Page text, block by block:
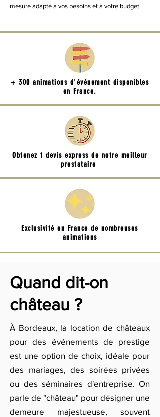
mesure adapté à vos besoins et à votre budget.
+ 300 animations d'événement disponibles
en France.
Obtenez 1 devis express de notre meilleur
prestataire
Exclusivité en France de nombreuses
animations
Quand dit-on
château ?
À Bordeaux, la location de châteaux
pour des événements de prestige
est une option de choix, idéale pour
des mariages, des soirées privées
ou des séminaires d'entreprise. On
parle de "château" pour désigner une
demeure majestueuse, souvent